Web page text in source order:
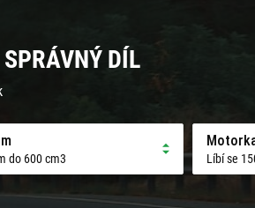
DÍL
do 600 cm3 Líbí se